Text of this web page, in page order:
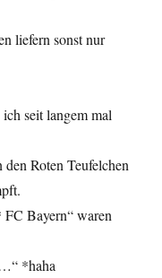
liefern sonst nur
seit langem mal
Roten Teufelchen
Bayern“ waren
*haha